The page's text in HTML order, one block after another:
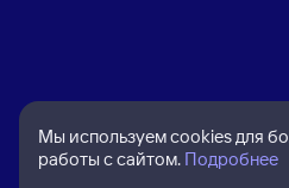
Мы используем cookies для
работы с сайтом. Подробнее